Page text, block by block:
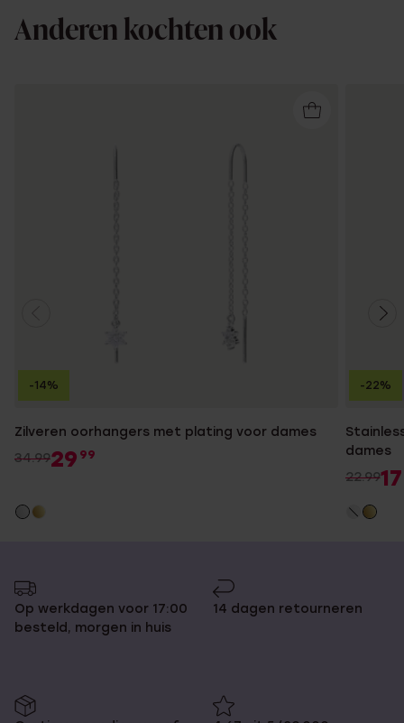
Anderen kochten ook
Zilveren oorhangers met plating voor dames
34.9929 99
-14%
dames
22.9917
-22%
Op werkdagen voor 17:00
besteld, morgen in huis
14 dagen retourneren